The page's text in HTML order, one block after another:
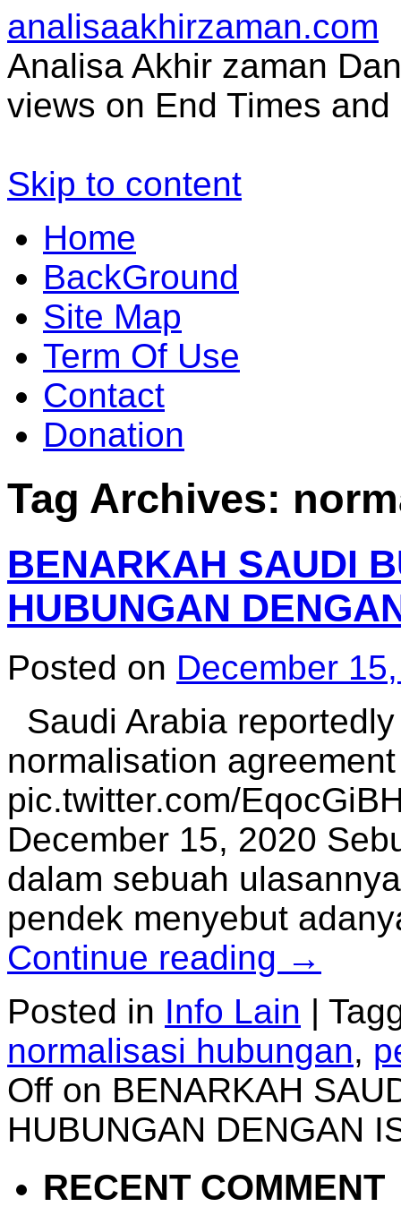
analisaakhirzaman.com
Analisa Akhir zaman
views on End Times
Skip to content
Home
BackGround
Site Map
Term Of Use
Contact
Donation
Tag Archives:
BENARKAH SAUDI
HUBUNGAN
Posted on December
Saudi Arabia
normalisation
pic.twitter.com/
December 15, 2020
dalam sebuah
pendek menyebut
Continue reading →
Posted in Info Lain |
normalisasi hubungan,
Off on BENARKAH
HUBUNGAN DENGAN
RECENT COMMENT